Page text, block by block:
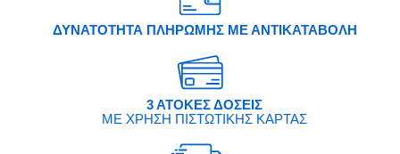
ΔΥΝΑΤΟΤΗΤΑ ΠΛΗΡΩΜΗΣ ΜΕ ΑΝΤΙΚΑΤΑΒΟΛΗ
3 ΑΤΟΚΕΣ ΔΟΣΕΙΣ
ΜΕ ΧΡΗΣΗ ΠΙΣΤΩΤΙΚΗΣ ΚΑΡΤΑΣ